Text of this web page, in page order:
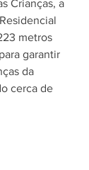
Crianças, a
metros
garantir
da
cerca de